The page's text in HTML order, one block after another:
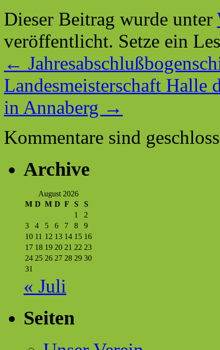
Dieser Beitrag wurde unter
veröffentlicht. Setze ein
←
Landesmeisterschaft Halle
in Annaberg →
Kommentare sind
Archive
August 2026
M D M D F S
S
1
2
3
4 5 6 7 8
9
10 11 12 13 14 15 16
17 18 19 20 21 22 23
24 25 26 27 28 29 30
31
« Juli
Seiten